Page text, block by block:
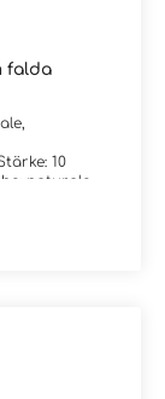
falda
10
naturale /